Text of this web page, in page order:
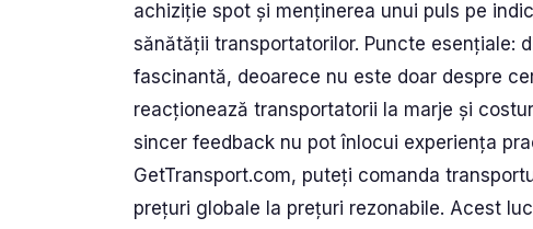
achiziție spot și menținerea unui puls pe
sănătății transportatorilor. Puncte esențiale:
fascinantă, deoarece nu este doar despre
reacționează transportatorii la marje și
sincer feedback nu pot înlocui experiența
GetTransport.com, puteți comanda
prețuri globale la prețuri rezonabile. Acest